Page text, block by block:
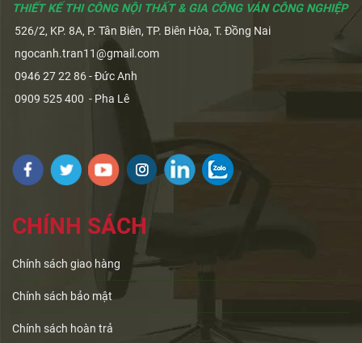
THIẾT KẾ THI CÔNG NỘI THẤT & GIA CÔNG VÁN CÔNG NGHIỆP
526/2, KP. 8A, P. Tân Biên, TP. Biên Hòa, T. Đồng Nai
ngocanh.tran11@gmail.com
0946 27 22 86 - Đức Anh
0909 525 400 - Pha Lê
CHÍNH SÁCH
Chính sách giao hàng
Chính sách bảo mật
Chính sách hoàn trả